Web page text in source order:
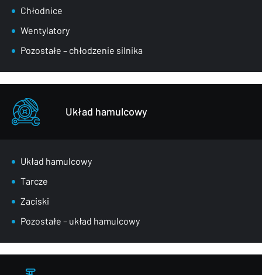
Chłodnice
Wentylatory
Pozostałe – chłodzenie silnika
Układ hamulcowy
Układ hamulcowy
Tarcze
Zaciski
Pozostałe – układ hamulcowy